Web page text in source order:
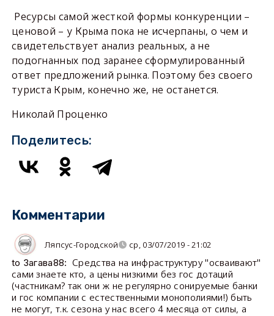
Ресурсы самой жесткой формы конкуренции –
ценовой – у Крыма пока не исчерпаны, о чем и
свидетельствует анализ реальных, а не
подогнанных под заранее сформулированный
ответ предложений рынка. Поэтому без своего
туриста Крым, конечно же, не останется.
Николай Проценко
Поделитесь:
Комментарии
Ляпсус-Городской ср, 03/07/2019 - 21:02
to Загава88: Средства на инфраструктуру "осваивают"
сами знаете кто, а цены низкими без гос дотаций
(частникам? так они ж не регулярно сонируемые банки
и гос компании с естественными монополиями!) быть
не могут, т.к. сезона у нас всего 4 месяца от силы, а